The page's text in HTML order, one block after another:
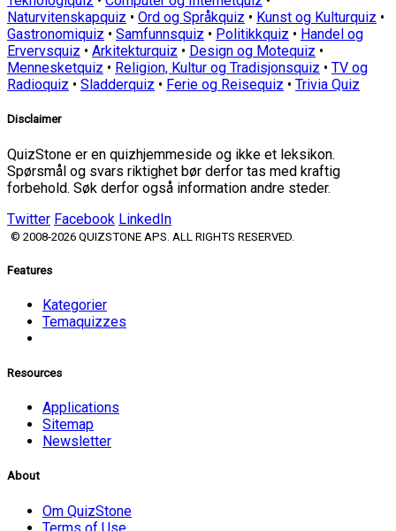
Naturvitenskapquiz • Ord og Språkquiz • Kunst og Kulturquiz •
Gastronomiquiz • Samfunnsquiz • Politikkquiz • Handel og
Ervervsquiz • Arkitekturquiz • Design og Motequiz •
Mennesketquiz • Religion, Kultur og Tradisjonsquiz • TV og
Radioquiz • Sladderquiz • Ferie og Reisequiz • Trivia Quiz
Disclaimer
QuizStone er en quizhjemmeside og ikke et leksikon.
Spørsmål og svars riktighet bør derfor tas med kraftig
forbehold. Søk derfor også information andre steder.
Twitter Facebook LinkedIn
© 2008-2026 QUIZSTONE APS. ALL RIGHTS RESERVED.
Features
Kategorier
Temaquizzes
Resources
Applications
Sitemap
Newsletter
About
Om QuizStone
Terms of Use